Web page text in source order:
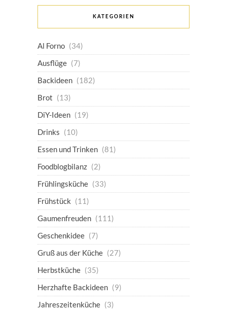
KATEGORIEN
Al Forno (34)
Ausflüge (7)
Backideen (182)
Brot (13)
DiY-Ideen (19)
Drinks (10)
Essen und Trinken (81)
Foodblogbilanz (2)
Frühlingsküche (33)
Frühstück (11)
Gaumenfreuden (111)
Geschenkidee (7)
Gruß aus der Küche (27)
Herbstküche (35)
Herzhafte Backideen (9)
Jahreszeitenküche (3)